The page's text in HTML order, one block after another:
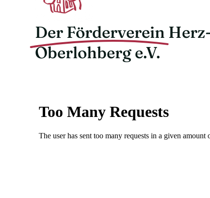
Der Förderverein
Oberlohberg e.V.